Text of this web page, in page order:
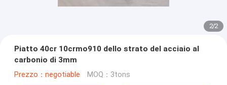
2/2
Piatto 40cr 10crmo910 dello strato del acciaio al
carbonio di 3mm
Prezzo：negotiable MOQ：3tons